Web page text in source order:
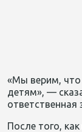
«Мы верим, что
детям», —
ответственная
После того,